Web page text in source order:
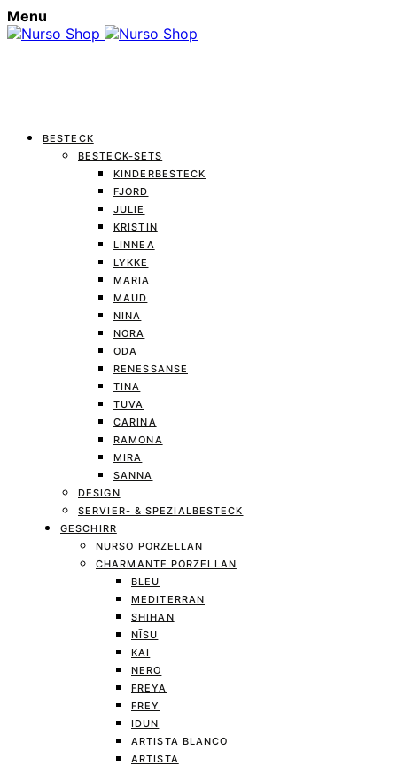
Menu
BESTECK
BESTECK-SETS
KINDERBESTECK
FJORD
JULIE
KRISTIN
LINNEA
LYKKE
MARIA
MAUD
NINA
NORA
ODA
RENESSANSE
TINA
TUVA
CARINA
RAMONA
MIRA
SANNA
DESIGN
SERVIER- & SPEZIALBESTECK
GESCHIRR
NURSO PORZELLAN
CHARMANTE PORZELLAN
BLEU
MEDITERRAN
SHIHAN
NĪSU
KAI
NERO
FREYA
FREY
IDUN
ARTISTA BLANCO
ARTISTA